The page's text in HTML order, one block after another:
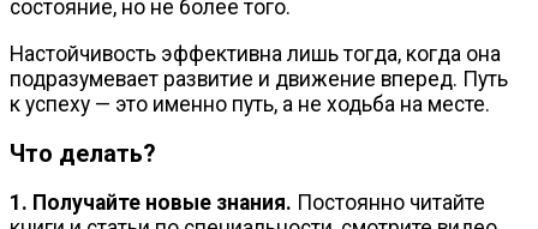
состояние, но не более того.
Настойчивость эффективна лишь тогда, когда она
подразумевает развитие и движение вперед. Путь
к успеху — это именно путь, а не ходьба на месте.
Что делать?
1. Получайте новые знания. Постоянно читайте